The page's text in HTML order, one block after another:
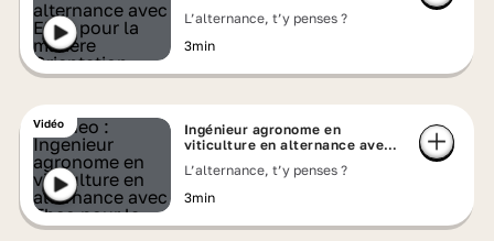
L’alternance, t’y penses ?
3min
Vidéo
Ingénieur agronome en
viticulture en alternance avec
L’alternance, t’y penses ?
3min